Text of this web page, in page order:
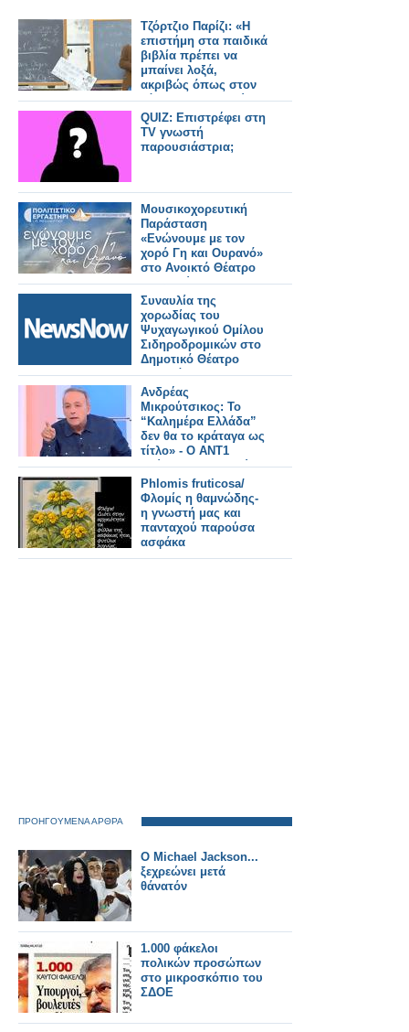
Τζόρτζιο Παρίζι: «Η
επιστήμη στα παιδικά
βιβλία πρέπει να
μπαίνει λοξά,
ακριβώς όπως στον
κόσμο των παιδιών»
QUIZ: Επιστρέφει στη
TV γνωστή
παρουσιάστρια;
Μουσικοχορευτική
Παράσταση
«Ενώνουμε με τον
χορό Γη και Ουρανό»
στο Ανοικτό Θέατρο
Λιμανιού
Συναυλία της
χορωδίας του
Ψυχαγωγικού Ομίλου
Σιδηροδρομικών στο
Δημοτικό Θέατρο
Πειραιά.
Ανδρέας
Μικρούτσικος: Το
“Καλημέρα Ελλάδα”
δεν θα το κράταγα ως
τίτλο» - Ο ΑΝΤ1
τρώγεται με τα ρούχα
του...
Phlomis fruticosa/
Φλομίς η θαμνώδης-
η γνωστή μας και
πανταχού παρούσα
ασφάκα
ΠΡΟΗΓΟΥΜΕΝΑ ΑΡΘΡΑ
Ο Michael Jackson...
ξεχρεώνει μετά
θάνατόν
1.000 φάκελοι
πολικών προσώπων
στο μικροσκόπιο του
ΣΔΟΕ